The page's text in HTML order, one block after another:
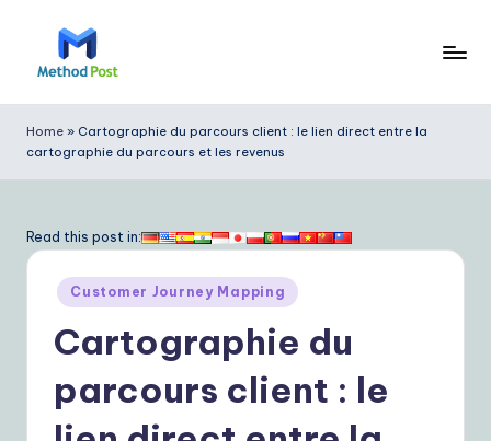
e
t
o
Home » Cartographie du parcours client : le lien direct entre la
cartographie du parcours et les revenus
Read this post in:
Posted
in
Customer Journey Mapping
Cartographie du
parcours client : le